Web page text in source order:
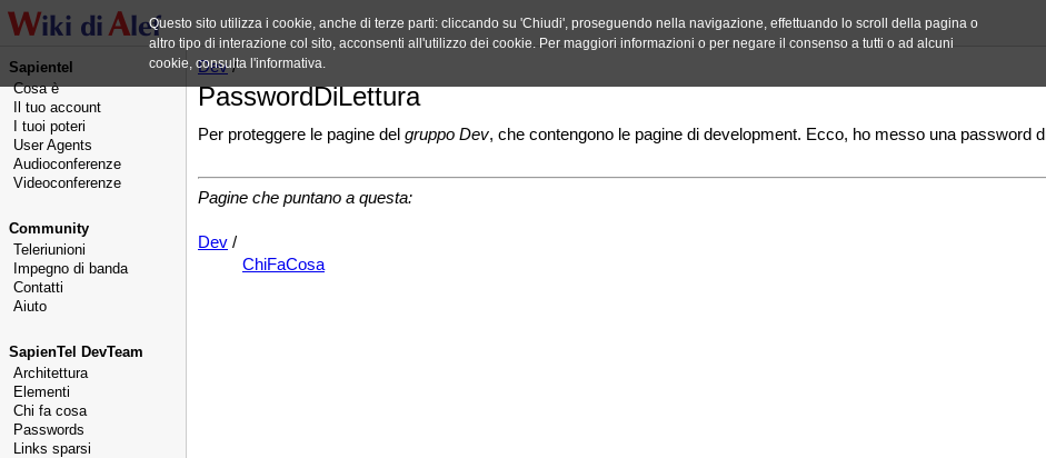
Sapientel
Cosa è
Il tuo account
I tuoi poteri
User Agents
Audioconferenze
Videoconferenze
Community
Teleriunioni
Impegno di banda
Contatti
Aiuto
SapienTel DevTeam
Architettura
Elementi
Chi fa cosa
Passwords
Links sparsi
Dev/
PasswordDiLettura
Per proteggere le pagine del gruppo Dev, che contengono le pagine di development. Ecco, ho messo una password
Pagine che puntano a questa:
Dev /
ChiFaCosa
Questo sito utilizza i cookie, anche di terze parti: cliccando su 'Chiudi', proseguendo nella navigazione, effettuando lo scroll della pagina o
altro tipo di interazione col sito, acconsenti all'utilizzo dei cookie. Per maggiori informazioni o per negare il consenso a tutti o ad alcuni
cookie, consulta l'informativa.